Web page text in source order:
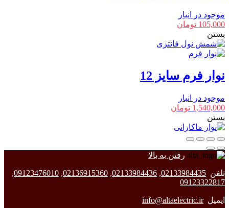
موجود در انبار
105,000 تومان
بستن
نوار فرم سایز 12
موجود در انبار
1,540,000 تومان
بستن
رفتن به بالا
تلفن 02133984435
,
02133984436
,
02136915360
,
09123476010
,
09123322817
ایمیلinfo@altaelectric.ir